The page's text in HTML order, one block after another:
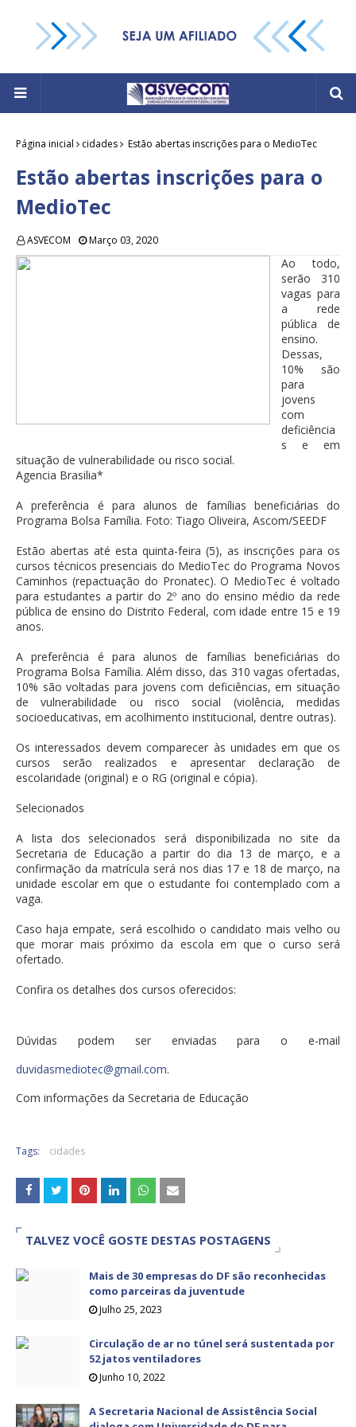
Página inicial cidades Estão abertas inscrições para o MedioTec
Estão abertas inscrições para o
MedioTec
ASVECOM Março 03, 2020
Ao todo,
serão 310
vagas para
a rede
pública de
ensino.
Dessas,
10% são
para
jovens
com
deficiência
s e em
situação de vulnerabilidade ou risco social.
Agencia Brasilia*
A preferência é para alunos de famílias beneficiárias do
Programa Bolsa Família. Foto: Tiago Oliveira, Ascom/SEEDF
Estão abertas até esta quinta-feira (5), as inscrições para os
cursos técnicos presenciais do MedioTec do Programa Novos
Caminhos (repactuação do Pronatec). O MedioTec é voltado
para estudantes a partir do 2º ano do ensino médio da rede
pública de ensino do Distrito Federal, com idade entre 15 e 19
anos.
A preferência é para alunos de famílias beneficiárias do
Programa Bolsa Família. Além disso, das 310 vagas ofertadas,
10% são voltadas para jovens com deficiências, em situação
de vulnerabilidade ou risco social (violência, medidas
socioeducativas, em acolhimento institucional, dentre outras).
Os interessados devem comparecer às unidades em que os
cursos serão realizados e apresentar declaração de
escolaridade (original) e o RG (original e cópia).
Selecionados
A lista dos selecionados será disponibilizada no site da
Secretaria de Educação a partir do dia 13 de março, e a
confirmação da matrícula será nos dias 17 e 18 de março, na
unidade escolar em que o estudante foi contemplado com a
vaga.
Caso haja empate, será escolhido o candidato mais velho ou
que morar mais próximo da escola em que o curso será
ofertado.
Confira os detalhes dos cursos oferecidos:
Dúvidas podem ser enviadas para o e-mail
duvidasmediotec@gmail.com.
Com informações da Secretaria de Educação
Tags: cidades
TALVEZ VOCÊ GOSTE DESTAS POSTAGENS
Mais de 30 empresas do DF são reconhecidas
como parceiras da juventude
Julho 25, 2023
Circulação de ar no túnel será sustentada por
52 jatos ventiladores
Junho 10, 2022
A Secretaria Nacional de Assistência Social